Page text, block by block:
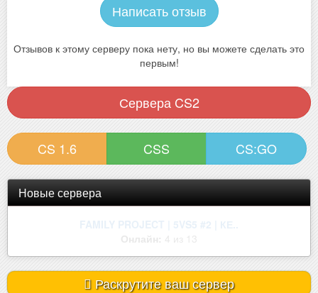
Написать отзыв
Отзывов к этому серверу пока нету, но вы можете сделать это
первым!
Сервера CS2
CS 1.6 CSS CS:GO
Новые сервера
Раскрутите ваш сервер